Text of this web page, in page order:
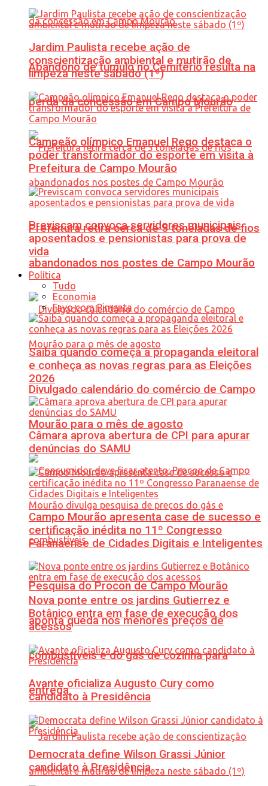
Abandono de túmulo no Cemitério resulta na
perda da concessão em Campo Mourão
Prefeitura retira cerca de 5 toneladas de fios
abandonados nos postes de Campo Mourão
Divulgado calendário do comércio de Campo
Mourão para o mês de agosto
Pesquisa do Procon de Campo Mourão
aponta queda nos menores preços de
combustíveis e do gás de cozinha para
entrega
Jardim Paulista recebe ação de
conscientização ambiental e mutirão de
limpeza neste sábado (1º)
Campeão olímpico Emanuel Rego destaca o
poder transformador do esporte em visita à
Prefeitura de Campo Mourão
Previscam convoca servidores municipais
aposentados e pensionistas para prova de
vida
Política
Tudo
Economia
Favo com Pimenta
Saiba quando começa a propaganda eleitoral
e conheça as novas regras para as Eleições
2026
Câmara aprova abertura de CPI para apurar
denúncias do SAMU
Campo Mourão apresenta case de sucesso e
certificação inédita no 11º Congresso
Paranaense de Cidades Digitais e Inteligentes
Nova ponte entre os jardins Gutierrez e
Botânico entra em fase de execução dos
acessos
Avante oficializa Augusto Cury como
candidato à Presidência
Democrata define Wilson Grassi Júnior
candidato à Presidência